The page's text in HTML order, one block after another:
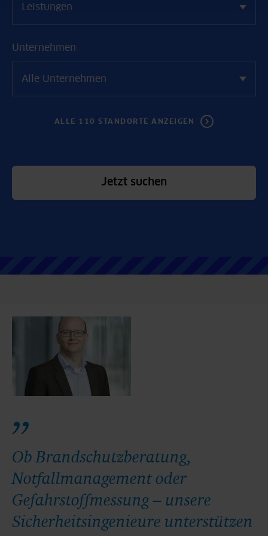
Leistungen
Unternehmen
Alle Unternehmen
ALLE 110 STANDORTE ANZEIGEN
Ob Brandschutzberatung,
Notfallmanagement oder
Gefahrstoffmessung – unsere
Sicherheitsingenieure unterstützen